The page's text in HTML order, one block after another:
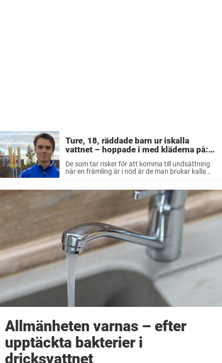
Ture, 18, räddade barn ur iskalla
vattnet – hoppade i med kläderna på:
”Var lite i chock”
De som tar risker för att komma till undsättning
när en främling är i nöd är de man brukar kalla
fotbollsträningen ...
Allmänheten varnas – efter
upptäckta bakterier i
dricksvattnet